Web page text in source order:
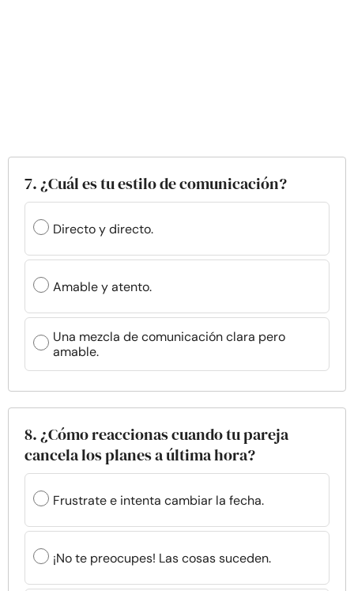
7. ¿Cuál es tu estilo de comunicación?
Directo y directo.
Amable y atento.
Una mezcla de comunicación clara pero
amable.
8. ¿Cómo reaccionas cuando tu pareja
cancela los planes a última hora?
Frustrate e intenta cambiar la fecha.
¡No te preocupes! Las cosas suceden.